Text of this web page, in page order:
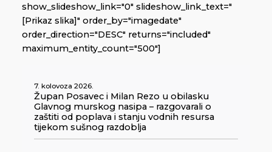
show_slideshow_link="0" slideshow_link_text="
[Prikaz slika]" order_by="imagedate"
order_direction="DESC" returns="included"
maximum_entity_count="500"]
7. kolovoza 2026.
Župan Posavec i Milan Rezo u obilasku
Glavnog murskog nasipa – razgovarali o
zaštiti od poplava i stanju vodnih resursa
tijekom sušnog razdoblja